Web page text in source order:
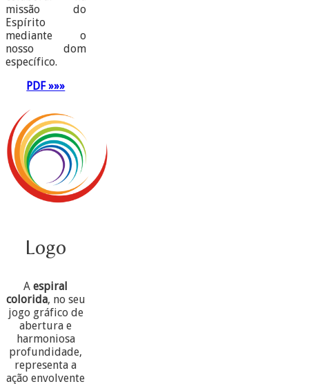
missão do
Espírito
mediante o
nosso dom
específico.
PDF »»»
Logo
Aespiral
colorida, no seu
jogo gráfico de
abertura e
harmoniosa
profundidade,
representa a
ação envolvente